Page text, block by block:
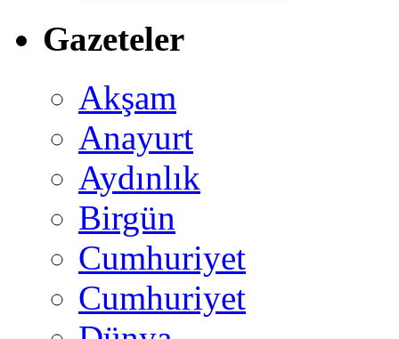
Gazeteler
Akşam
Anayurt
Aydınlık
Birgün
Cumhuriyet
Cumhuriyet